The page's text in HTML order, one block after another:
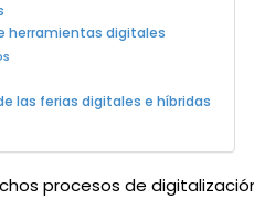
herramientas digitales
las ferias digitales e híbridas
procesos de